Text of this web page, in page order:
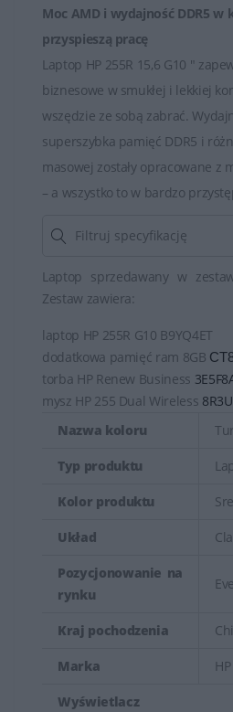
Moc AMD i wydajność DDR5 w
przyspieszą pracę
Laptop HP 255R 15,6 G10 "
biznesowe w smukłej i lekkiej
wszędzie ze sobą zabrać.
superszybka pamięć DDR5 i
masowej zostały opracowane z
– a wszystko to w bardzo
Laptop sprzedawany w
Zestaw zawiera:
laptop HP 255R G10 B9YQ4ET
dodatkowa pamięć ram 8GB
torba HP Renew Business
mysz HP 255 Dual Wireless
Nazwa koloru
Typ produktu
Kolor produktu
Układ
Pozycjonowanie na
rynku
Kraj pochodzenia
Marka HP
Wyświetlacz